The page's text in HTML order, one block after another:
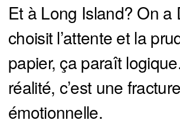
Et à Long Island? On a
choisit l’attente et la
papier, ça paraît
réalité, c’est une fracture
émotionnelle.